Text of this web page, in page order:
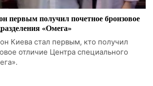
первым получил почетное бронзовое
«Омега»
Киева стал первым, кто получил
отличие Центра специального